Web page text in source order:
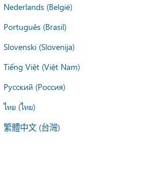
Nederlands (België)
Português (Brasil)
Slovenski (Slovenija)
Tiếng Việt (Việt Nam)
Русский (Россия)
ไทย (ไทย)
繁體中文 (台灣)